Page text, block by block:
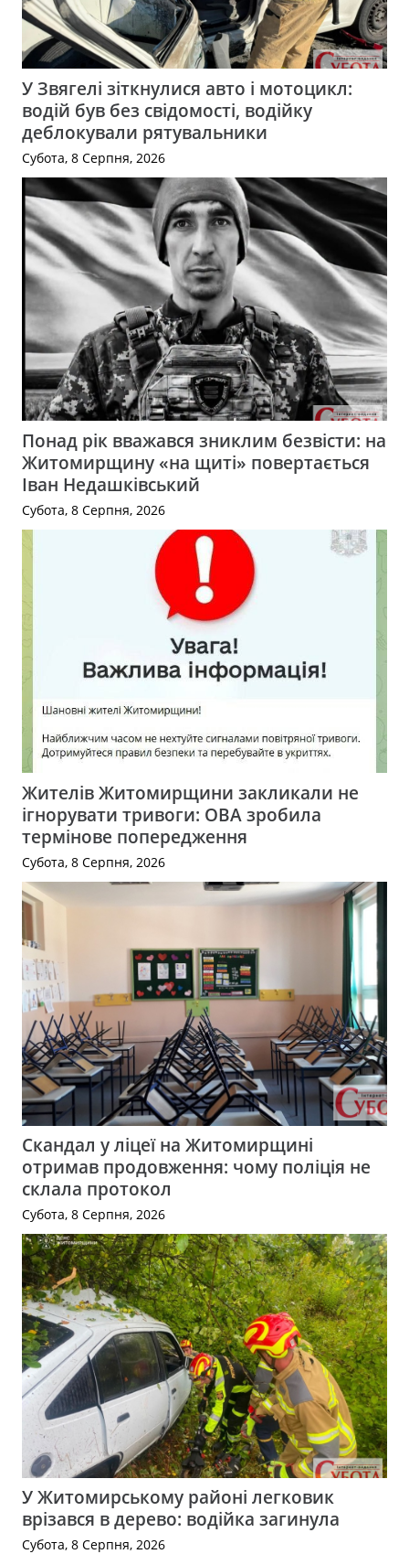
У Звягелі зіткнулися авто і мотоцикл:
водій був без свідомості, водійку
деблокували рятувальники
Субота, 8 Серпня, 2026
Понад рік вважався зниклим безвісти: на
Житомирщину «на щиті» повертається
Іван Недашківський
Субота, 8 Серпня, 2026
Жителів Житомирщини закликали не
ігнорувати тривоги: ОВА зробила
термінове попередження
Субота, 8 Серпня, 2026
Скандал у ліцеї на Житомирщині
отримав продовження: чому поліція не
склала протокол
Субота, 8 Серпня, 2026
У Житомирському районі легковик
врізався в дерево: водійка загинула
Субота, 8 Серпня, 2026